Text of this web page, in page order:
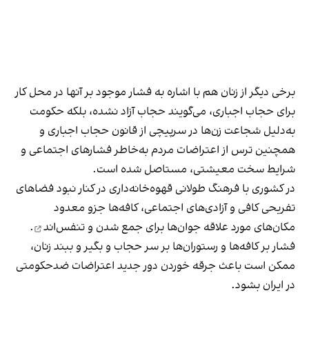
برخی دیگر از زنان هم با اشاره به فشار موجود بر آنها در محل کار
برای حجاب اجباری، می‌گویند حجاب آزاد نشده، بلکه حکومت
به‌دلیل شجاعت زن‌ها در سرپیچی از قانون حجاب اجباری و
همچنین ترس از اعتراضات مردم به‌خاطر فشارهای اجتماعی و
شرایط سخت معیشتی، مستاصل شده است.
در کشوری با فرهنگ طولانی قهوه‌‌خانه‌داری در کنار نبود فضاهای
تفریحی کافی و آزادی‌های اجتماعی، کافه‌ها جزو معدود
مکان‌های مورد علاقه جوان‌ها برای جمع شدن و تنفس‌اند
.
فشار بر کافه‌ها و رستوران‌ها بر سر حجاب و بگیر و ببند زنان،
ممکن است باعث جرقه خوردن دور جدید اعتراضات ضدحکومتی
در ایران بشود.